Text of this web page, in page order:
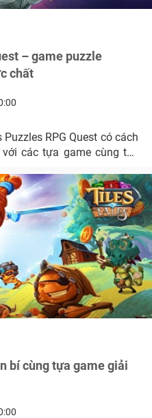
– game puzzle
chất
RPG Quest có cách
các tựa game cùng thể
bí cùng tựa game giải